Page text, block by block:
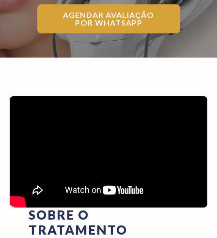
AGENDAR AVALIAÇÃO
POR WHATSAPP
SOBRE O
TRATAMENTO